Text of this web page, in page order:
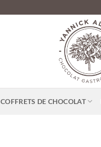
COFFRETS DE CHOCOLAT